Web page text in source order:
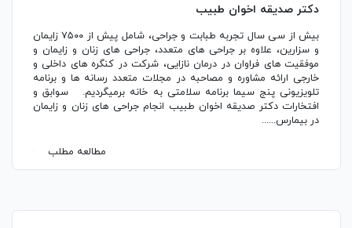
دکتر صدیقه اخوان طبیب
بیش از سی سال تجربه طبابت و جراحی، شامل پیش از ۷۵۰۰ زایمان
و سزارین، علاوه بر جراحی های متعدد، جراحی های زنان و زایمان و
موفقیت های فراوان در درمان نازایی، شرکت در کنگره های داخلی و
خارجی ارائه مشاوره و مصاحبه در مجلات متعدد رسانه ها و برنامه
تلویزیونی پنج سیما برنامه سلامتی به خانه برمیگردیم. سوابق و
افتخارات دکتر صدیقه اخوان طبیب انجام جراحی های زنان و زایمان
در بیمارس......
مطالعه مطلب